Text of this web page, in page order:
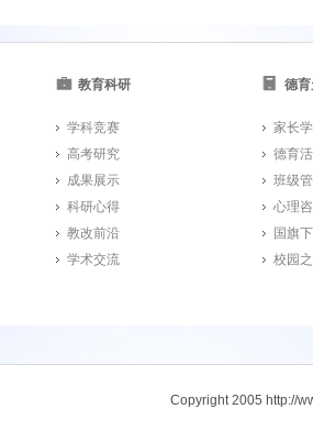
教育科研
学科竞赛
高考研究
成果展示
科研心得
教改前沿
学术交流
德
家长
德育
班级
心理
国旗
校园
Copyright 2005 http://